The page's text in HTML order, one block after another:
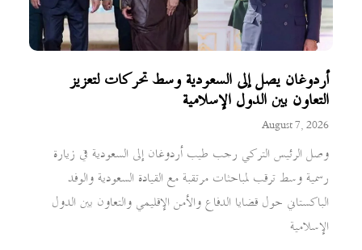
أردوغان يصل إلى السعودية وسط تحركات لتعزيز
التعاون بين الدول الإسلامية
August 7, 2026
وصل الرئيس التركي رجب طيب أردوغان إلى السعودية في زيارة
رسمية وسط ترقب لمباحثات مرتقبة مع القيادة السعودية والوفد
الباكستاني حول قضايا الدفاع والأمن الإقليمي والتعاون بين الدول
الإسلامية